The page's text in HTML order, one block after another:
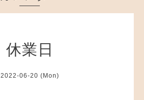
休業日
2022-06-20 (Mon)